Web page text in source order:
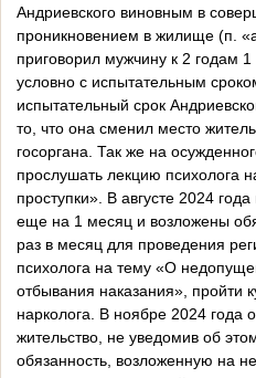
Андриевского виновным в
проникновением в жилище (п.
приговорил мужчину к 2 годам
условно с испытательным
испытательный срок
то, что она сменил место
госоргана. Так же на
прослушать лекцию психолога
проступки». В августе 2024
еще на 1 месяц и возложены
раз в месяц для проведения
психолога на тему «О
отбывания наказания», пройти
нарколога. В ноябре 2024 года
жительство, не уведомив об
обязанность, возложенную на